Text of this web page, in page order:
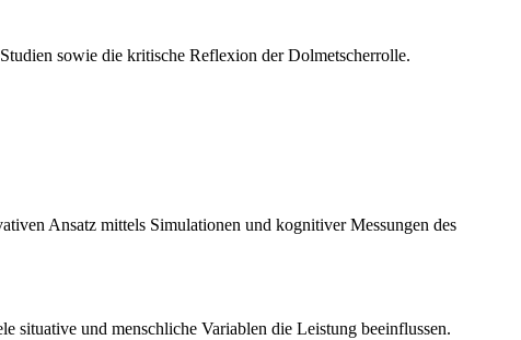
sowie die kritische Reflexion der Dolmetscherrolle.
Ansatz mittels Simulationen und kognitiver Messungen des
situative und menschliche Variablen die Leistung beeinflussen.